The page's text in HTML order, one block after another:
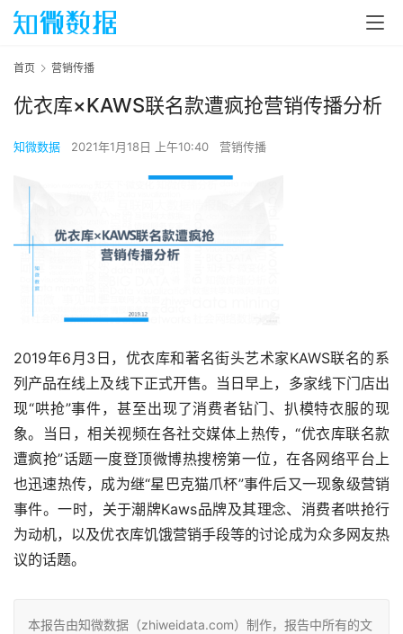
首页 营销传播
优衣库×KAWS联名款遭疯抢营销传播分析
知微数据 2021年1月18日 上午10:40 营销传播
2019年6月3日，优衣库和著名街头艺术家KAWS联名的系
列产品在线上及线下正式开售。当日早上，多家线下门店出
现“哄抢”事件，甚至出现了消费者钻门、扒模特衣服的现
象。当日，相关视频在各社交媒体上热传，“优衣库联名款
遭疯抢”话题一度登顶微博热搜榜第一位，在各网络平台上
也迅速热传，成为继“星巴克猫爪杯”事件后又一现象级营销
事件。一时，关于潮牌Kaws品牌及其理念、消费者哄抢行
为动机，以及优衣库饥饿营销手段等的讨论成为众多网友热
议的话题。
本报告由知微数据（zhiweidata.com）制作，报告中所有的文